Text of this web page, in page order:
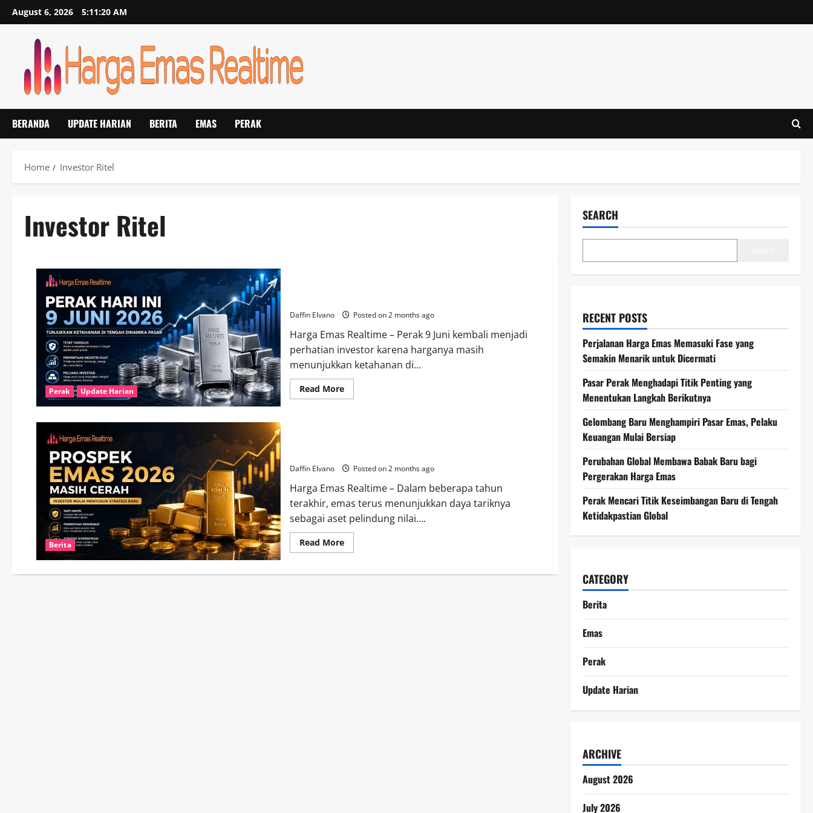
Skip
to
August 6, 2026 5:11:21 AM
BERANDA UPDATE HARIAN BERITA EMAS PERAK
Home Investor Ritel
Investor Ritel
Perak Update Harian
Daffin Elvano Posted on 2 months ago
Harga Emas Realtime – Perak 9 Juni kembali menjadi
perhatian investor karena harganya masih
menunjukkan ketahanan di...
Read MoreRead
more
Tunjukkan
Ketahanan
Tengah
Dinamika
Pasar
Berita
Daffin Elvano Posted on 2 months ago
Harga Emas Realtime – Dalam beberapa tahun
terakhir, emas terus menunjukkan daya tariknya
sebagai aset pelindung nilai....
Read MoreRead
more
Emas
SEARCH
RECENT POSTS
Perjalanan Harga Emas Memasuki Fase yang
Semakin Menarik untuk Dicermati
Pasar Perak Menghadapi Titik Penting yang
Menentukan Langkah Berikutnya
Gelombang Baru Menghampiri Pasar Emas, Pelaku
Keuangan Mulai Bersiap
Perubahan Global Membawa Babak Baru bagi
Pergerakan Harga Emas
Perak Mencari Titik Keseimbangan Baru di Tengah
Ketidakpastian Global
CATEGORY
Berita
Emas
Perak
Update Harian
ARCHIVE
August 2026
July 2026